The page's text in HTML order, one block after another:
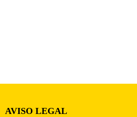
AVISO LEGAL